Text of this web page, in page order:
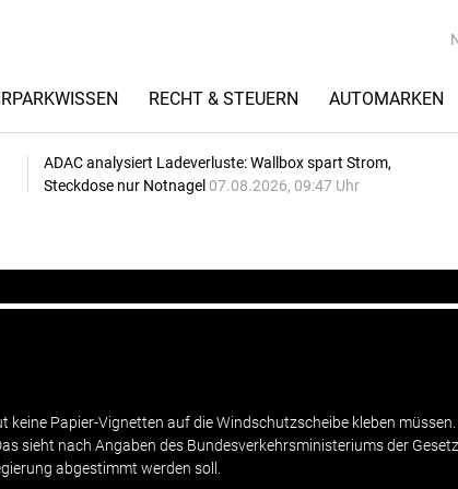
RECHT & STEUERN AUTOMARKEN
ADAC analysiert Ladeverluste: Wallbox spart Strom,
Steckdose nur Notnagel 07.08.2026, 09:47 Uhr
Papier-Vignetten auf die Windschutzscheibe kleben
sieht nach Angaben des Bundesverkehrsministeriums der
abgestimmt werden soll.